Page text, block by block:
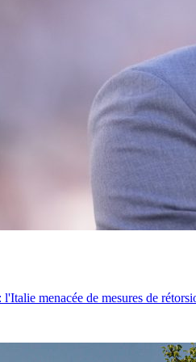
menacée de mesures de